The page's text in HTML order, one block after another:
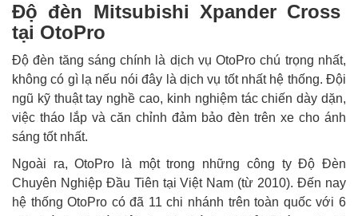
Độ đèn Mitsubishi Xpander Cross
tại OtoPro
Độ đèn tăng sáng chính là dịch vụ OtoPro chú trọng nhất,
không có gì lạ nếu nói đây là dịch vụ tốt nhất hệ thống. Đội
ngũ kỹ thuật tay nghề cao, kinh nghiệm tác chiến dày dặn,
việc tháo lắp và căn chỉnh đảm bảo đèn trên xe cho ánh
sáng tốt nhất.
Ngoài ra, OtoPro là một trong những công ty Độ Đèn
Chuyên Nghiệp Đầu Tiên tại Việt Nam (từ 2010). Đến nay
hệ thống OtoPro có đã 11 chi nhánh trên toàn quốc với 6